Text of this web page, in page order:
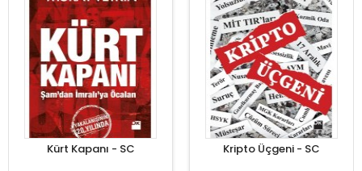
Kürt Kapanı - SC Kripto Üçgeni - SC